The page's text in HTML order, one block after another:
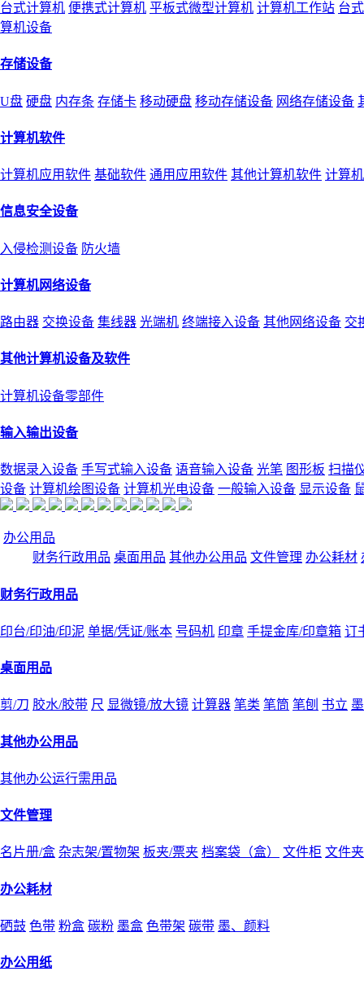
台式计算机 便携式计算机 平板式微型计算机 计算机工作站 台
算机设备
存储设备
U盘 硬盘 内存条 存储卡 移动硬盘 移动存储设备 网络存储设备
计算机软件
计算机应用软件 基础软件 通用应用软件 其他计算机软件 计算
信息安全设备
入侵检测设备 防火墙
计算机网络设备
路由器 交换设备 集线器 光端机 终端接入设备 其他网络设备 交
其他计算机设备及软件
计算机设备零部件
输入输出设备
数据录入设备 手写式输入设备 语音输入设备 光笔 图形板 扫描
设备 计算机绘图设备 计算机光电设备 一般输入设备 显示设备
办公用品
财务行政用品 桌面用品 其他办公用品 文件管理 办公耗材
财务行政用品
印台/印油/印泥 单据/凭证/账本 号码机 印章 手提金库/印章箱 订
桌面用品
剪/刀 胶水/胶带 尺 显微镜/放大镜 计算器 笔类 笔筒 笔刨 书立
其他办公用品
其他办公运行需用品
文件管理
名片册/盒 杂志架/置物架 板夹/票夹 档案袋（盒） 文件柜 文件
办公耗材
硒鼓 色带 粉盒 碳粉 墨盒 色带架 碳带 墨、颜料
办公用纸